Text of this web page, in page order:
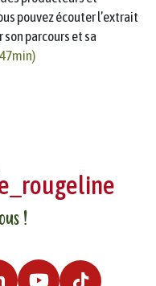
pouvez écouter l’extrait
parcours et sa
!